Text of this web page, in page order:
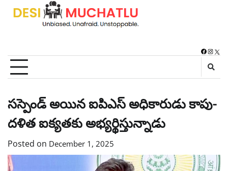
Skip
X
సస్పెండ్ అయిన ఐపిఎస్ అధికారుడు కాపు-
దళిత ఐక్యతకు అభ్యర్థిస్తున్నాడు
Posted on December 1, 2025